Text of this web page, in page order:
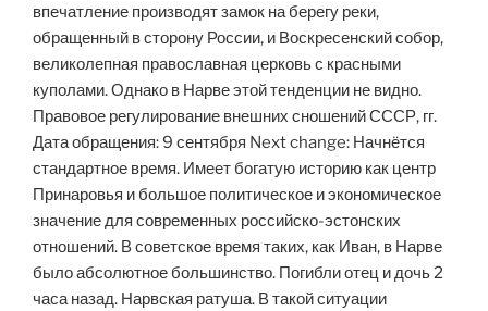
впечатление производят замок на берегу реки,
обращенный в сторону России, и Воскресенский собор,
великолепная православная церковь с красными
куполами. Однако в Нарве этой тенденции не видно.
Правовое регулирование внешних сношений СССР, гг.
Дата обращения: 9 сентября Next change: Начнётся
стандартное время. Имеет богатую историю как центр
Принаровья и большое политическое и экономическое
значение для современных российско-эстонских
отношений. В советское время таких, как Иван, в Нарве
было абсолютное большинство. Погибли отец и дочь 2
часа назад. Нарвская ратуша. В такой ситуации